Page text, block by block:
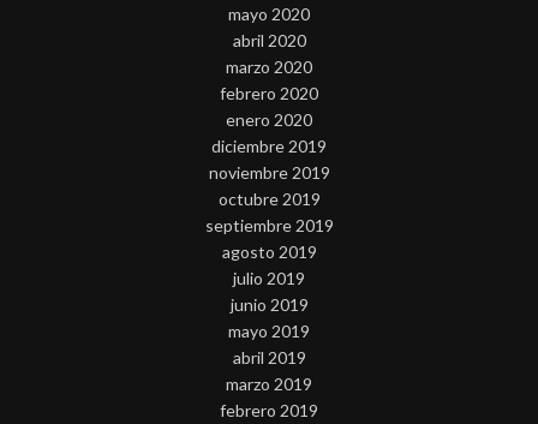
mayo 2020
abril 2020
marzo 2020
febrero 2020
enero 2020
diciembre 2019
noviembre 2019
octubre 2019
septiembre 2019
agosto 2019
julio 2019
junio 2019
mayo 2019
abril 2019
marzo 2019
febrero 2019